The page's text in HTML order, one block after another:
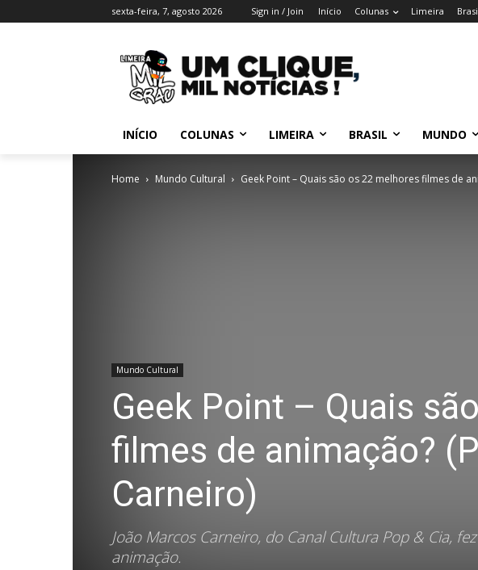
sexta-feira, 7, agosto 2026 Sign in / Join Início Colunas Limeira
INÍCIO COLUNAS LIMEIRA BRASIL MUNDO
Home Mundo Cultural Geek Point – Quais são os 22 melhores filmes de
Mundo Cultural
Geek Point – Quais
filmes de animação?
Carneiro)
João Marcos Carneiro, do Canal Cultura Pop & Cia,
animação.